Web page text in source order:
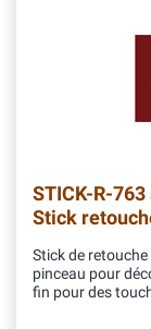
STICK-R-763
Stick
Stick de
pinceau pour
fin pour des